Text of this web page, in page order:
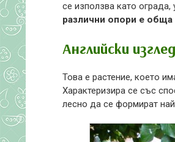
се използва като ограда,
различни опори е
Английски изглед
Това е растение, което
Характеризира се със
лесно да се формират